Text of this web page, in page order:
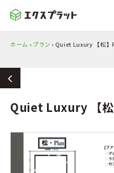
ホーム › プラン › Quiet Luxury 【松】
Quiet Luxury 【